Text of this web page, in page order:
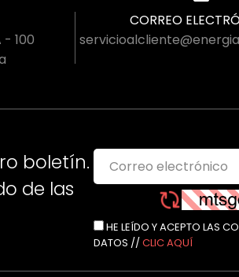
- 100
CORREO
boletín.
de las
HE LEÍDO Y ACEPTO LAS
DATOS // CLIC AQUÍ